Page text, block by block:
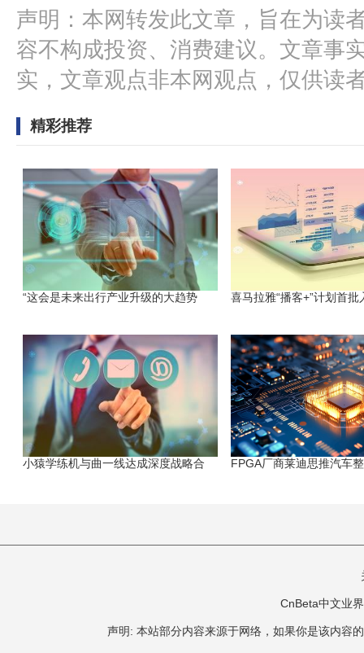
声明：本网转发此文章，旨在为读
容不构成投资、消费建议。文章事
实，文章观点非本网观点，仅供读
精彩推荐
“这会是未来出行产业升级的大趋势 喜马拉雅“播客+”计划首批
小猿学练机与曲一线达成深度战略合 FPGA厂商莱迪思推汽车
CnBeta中文业
声明: 本站部分内容来源于网络，如果你是该内容